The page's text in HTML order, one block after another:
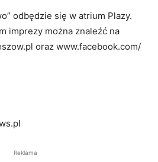
odbędzie się w atrium Plazy.
imprezy można znaleźć na
oraz www.facebook.com/
Reklama